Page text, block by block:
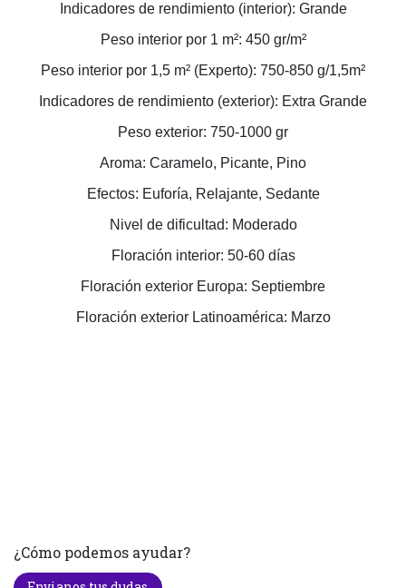
Indicadores de rendimiento (interior): Grande
Peso interior por 1 m²: 450 gr/m²
Peso interior por 1,5 m² (Experto): 750-850 g/1,5m²
Indicadores de rendimiento (exterior): Extra Grande
Peso exterior: 750-1000 gr
Aroma: Caramelo, Picante, Pino
Efectos: Euforía, Relajante, Sedante
Nivel de dificultad: Moderado
Floración interior: 50-60 días
Floración exterior Europa: Septiembre
Floración exterior Latinoamérica: Marzo
¿Cómo podemos ayudar?